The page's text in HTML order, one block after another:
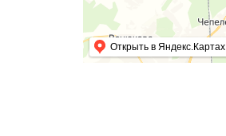
Открыть в Яндекс.Картах